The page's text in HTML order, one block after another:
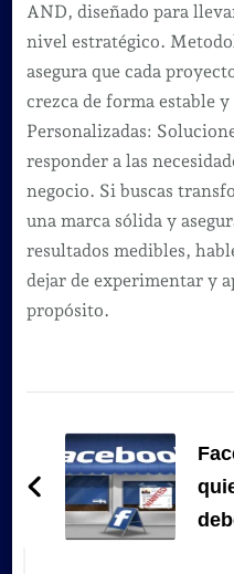
AND, diseñado para
nivel estratégico.
asegura que cada
crezca de forma estable
Personalizadas:
responder a las
negocio. Si buscas
una marca sólida y
resultados medibles,
dejar de experimentar y
propósito.
de
entradas